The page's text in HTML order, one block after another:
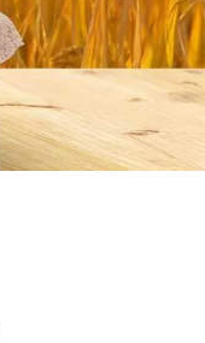
ไทย
Indonesia
Tiếng việt